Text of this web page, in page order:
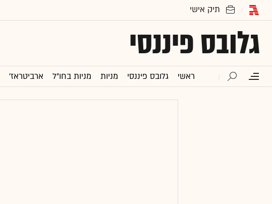
גלובס פיננסי
ראשי גלובס פיננסי מניות מניות בחו"ל ארביטראז'